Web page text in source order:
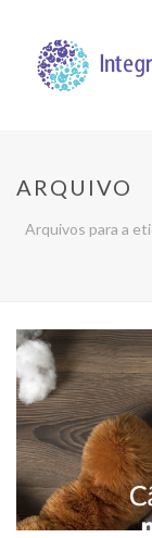
ARQUIVO
Arquivos para a